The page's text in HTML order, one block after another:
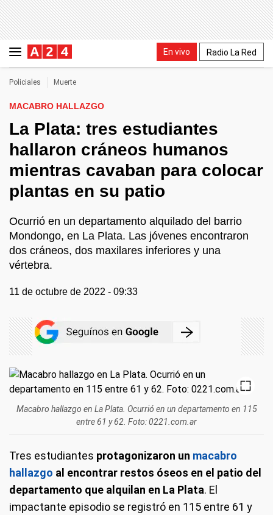
En vivo Radio La Red
Policiales Muerte
MACABRO HALLAZGO
La Plata: tres estudiantes
hallaron cráneos humanos
mientras cavaban para colocar
plantas en su patio
Ocurrió en un departamento alquilado del barrio
Mondongo, en La Plata. Las jóvenes encontraron
dos cráneos, dos maxilares inferiores y una
vértebra.
11 de octubre de 2022 - 09:33
Macabro hallazgo en La Plata. Ocurrió en un departamento en 115
entre 61 y 62. Foto: 0221.com.ar
Tres estudiantes protagonizaron un macabro
hallazgo al encontrar restos óseos en el patio del
departamento que alquilan en La Plata. El
impactante episodio se registró en 115 entre 61 y